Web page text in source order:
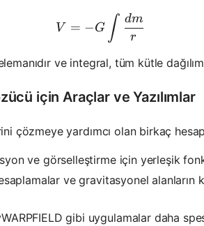
V = -G \int
V = −G ∫ r
dm
ve integral, tüm kütle
için Araçlar ve Yazılımlar
çözmeye yardımcı olan birkaç
ve görselleştirme için yerleşik
ve gravitasyonel
gibi uygulamalar daha